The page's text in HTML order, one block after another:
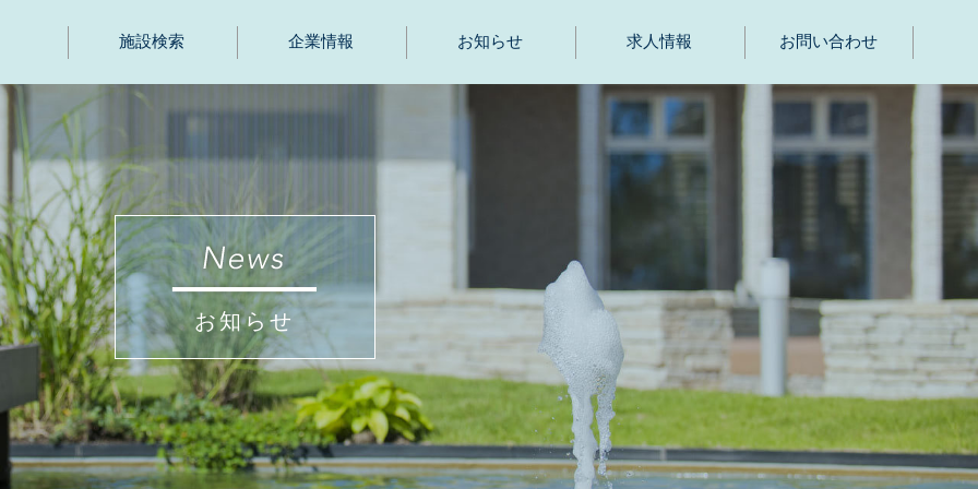
施設検索 企業情報 お知らせ 求人情報 お問い合わせ
お知らせ